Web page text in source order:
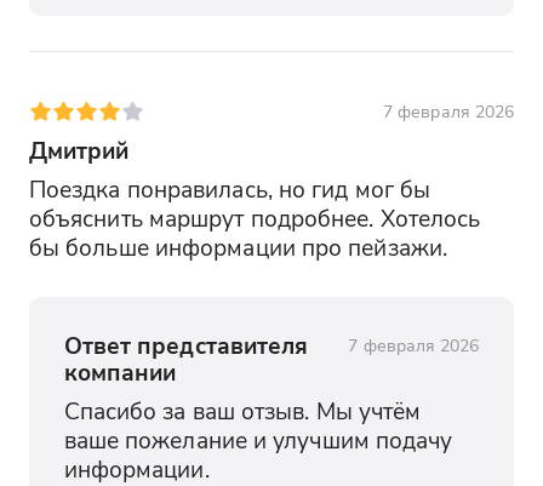
7 февраля 2026
Дмитрий
Поездка понравилась, но гид мог бы
объяснить маршрут подробнее. Хотелось
бы больше информации про пейзажи.
Ответ представителя
компании
7 февраля 2026
Спасибо за ваш отзыв. Мы учтём
ваше пожелание и улучшим подачу
информации.